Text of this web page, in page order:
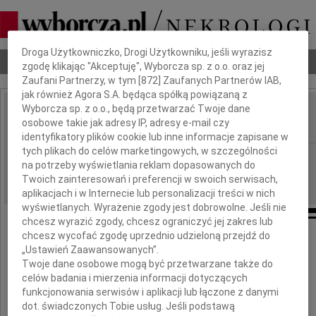
Nekrologi Odeszli Poradnik pogrzebowy
IMIĘ I NAZWISKO: Zbigniew Olech
REGION: Warszawa
DATA EMISJI: 25.11.2020
Z ogromnym smutkiem żegnamy
prof.
Dbamy o Twoją prywatność
Droga Użytkowniczko, Drogi Użytkowniku, jeśli wyrazisz
zgodę klikając "Akceptuję", Wyborcza sp. z o.o. oraz jej
Zaufani Partnerzy, w tym [872 ] Zaufanych Partnerów IAB,
jak również Agora S.A. będąca spółką powiązaną z
Wyborcza sp. z o.o., będą przetwarzać Twoje dane
osobowe takie jak adresy IP, adresy e-mail czy
identyfikatory plików cookie lub inne informacje zapisane w
tych plikach do celów marketingowych, w szczególności
na potrzeby wyświetlania reklam dopasowanych do
Twoich zainteresowań i preferencji w swoich serwisach,
aplikacjach i w Internecie lub personalizacji treści w nich
wyświetlanych. Wyrażenie zgody jest dobrowolne. Jeśli nie
chcesz wyrazić zgody, chcesz ograniczyć jej zakres lub
chcesz wycofać zgodę uprzednio udzieloną przejdź do
„Ustawień Zaawansowanych”.
Twoje dane osobowe mogą być przetwarzane także do
celów badania i mierzenia informacji dotyczących
funkcjonowania serwisów i aplikacji lub łączone z danymi
dot. świadczonych Tobie usług. Jeśli podstawą